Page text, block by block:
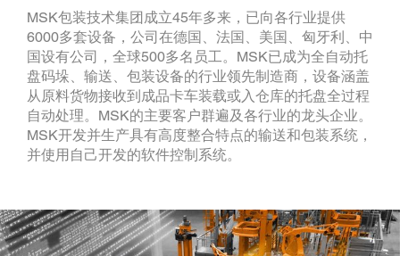
MSK包装技术集团成立45年多来，已向各行业提供
6000多套设备，公司在德国、法国、美国、匈牙利、中
国设有公司，全球500多名员工。MSK已成为全自动托
盘码垛、输送、包装设备的行业领先制造商，设备涵盖
从原料货物接收到成品卡车装载或入仓库的托盘全过程
自动处理。MSK的主要客户群遍及各行业的龙头企业。
MSK开发并生产具有高度整合特点的输送和包装系统，
并使用自己开发的软件控制系统。